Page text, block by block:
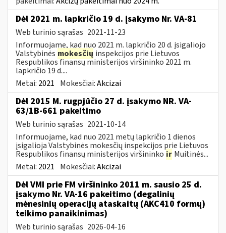
Dėl 2021 m. lapkričio 19 d. įsakymo Nr. VA-81
Web turinio sąrašas 2021-11-23
Informuojame, kad nuo 2021 m. lapkričio 20 d. įsigaliojo
Valstybinės mokesčių inspekcijos prie Lietuvos
Respublikos finansų ministerijos viršininko 2021 m.
lapkričio 19 d....
Metai: 2021 Mokesčiai:Akcizai
Dėl 2015 M. rugpjūčio 27 d. įsakymo NR. VA-
63/1B-661 pakeitimo
Web turinio sąrašas 2021-10-14
Informuojame, kad nuo 2021 metų lapkričio 1 dienos
įsigalioja Valstybinės mokesčių inspekcijos prie Lietuvos
Respublikos finansų ministerijos viršininko ir Muitinės...
Metai: 2021 Mokesčiai:Akcizai
Dėl VMI prie FM viršininko 2011 m. sausio 25 d.
įsakymo Nr. VA-16 pakeitimo (degalinių
mėnesinių operacijų ataskaitų (AKC410 formų)
teikimo panaikinimas)
Web turinio sąrašas 2026-04-16